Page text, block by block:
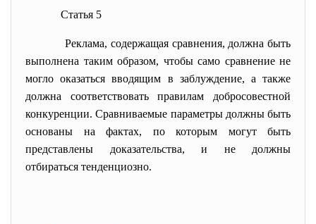
Статья 5
Реклама, содержащая сравнения, должна быть
выполнена таким образом, чтобы само сравнение не
могло оказаться вводящим в заблуждение, а также
должна соответствовать правилам добросовестной
конкуренции. Сравниваемые параметры должны быть
основаны на фактах, по которым могут быть
представлены доказательства, и не должны
отбираться тенденциозно.